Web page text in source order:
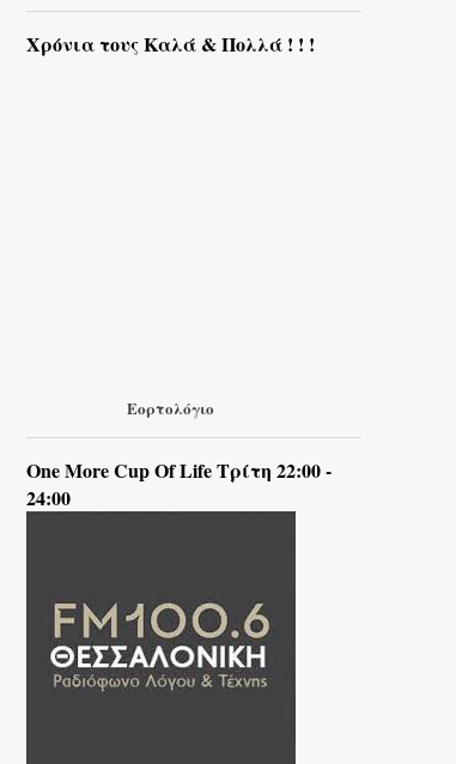
Χρόνια τους Καλά & Πολλά ! ! !
Εορτολόγιο
One More Cup Of Life Τρίτη 22:00 -
24:00